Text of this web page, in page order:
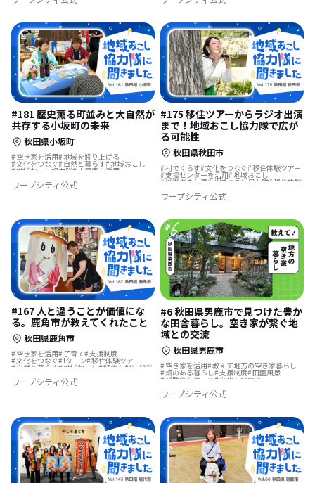
#181 歴史薫る町並みと大自然が
共存する小坂町の未来
秋田県小坂町
空き家を活用 地域を盛り上げる
文化をつなぐ 自然と暮らす 地域おこし
地域おこし協力隊 古民家を活用
集落で暮らす
地域おこし協力隊に聞いてみた
ワープシティ公式
#175 移住ツアーからラジオ出演
まで！地域おこし協力隊で広が
る可能性
秋田県秋田市
村でくらす 文化をつなぐ 移住体験ツアー
支援センターを活用 地域おこし
後継者の仕事 地域おこし協力隊 移住体験
ワープシティ公式
#167 人と違うことが価値にな
る。鹿角市が教えてくれたこと
秋田県鹿角市
空き家を活用 子育て 支援制度
文化をつなぐ Iターン 移住体験ツアー
自然と暮らす 地域おこし 移住を機に起業
歴史をつむぐ 移住体験
島暮らし 結婚を機に移住
ワープシティ公式
#6 秋田県男鹿市で見つけた豊か
な田舎暮らし。空き家が繋ぐ地
域との交流
秋田県男鹿市
空き家を活用 教えて地方の空き家暮らし
畑のある暮らし 支援制度 田園風景
補助金を使って 文化をつなぐ
地方移住 古民家を活用
リノベーション・リフォームして
ワープシティ公式